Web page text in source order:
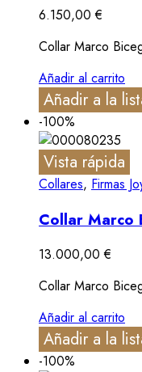
6.150,00€
Collar Marco
Añadir al carrito
Añadir a la
-100%
Vista rápida
Collares, Firmas
Collar Marco
13.000,00€
Collar Marco
Añadir al carrito
Añadir a la
-100%